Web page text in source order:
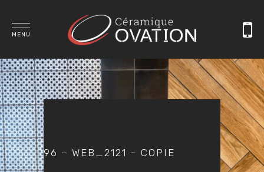
MENU
96 – WEB_2121 – COPIE